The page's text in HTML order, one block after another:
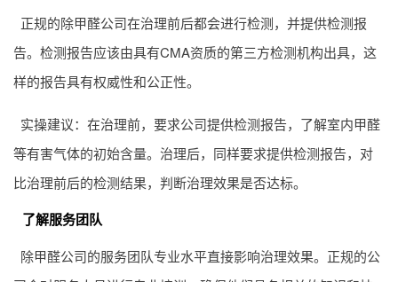
正规的除甲醛公司在治理前后都会进行检测，并提供检测报
告。检测报告应该由具有CMA资质的第三方检测机构出具，这
样的报告具有权威性和公正性。
实操建议：在治理前，要求公司提供检测报告，了解室内甲醛
等有害气体的初始含量。治理后，同样要求提供检测报告，对
比治理前后的检测结果，判断治理效果是否达标。
了解服务团队
除甲醛公司的服务团队专业水平直接影响治理效果。正规的公